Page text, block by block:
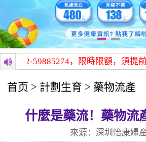
1
2
59885274，限時限額，須提前
首页 > 計劃生育 > 藥物流產
什麼是藥流！藥物流
來源：深圳怡康婦